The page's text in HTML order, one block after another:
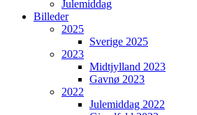
Julemiddag
Billeder
2025
Sverige 2025
2023
Midtjylland 2023
Gavnø 2023
2022
Julemiddag 2022